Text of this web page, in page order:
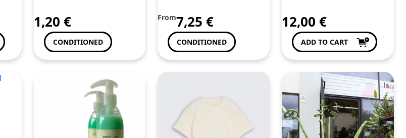
1,20 €
CONDITIONED
From7,25€
CONDITIONED
12,00€
ADD TO CART